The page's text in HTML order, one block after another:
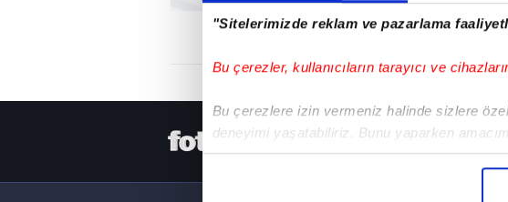
"Sitelerimizde reklam ve pazarlama
Bu çerezler, kullanıcıların tarayıcı ve
Bu çerezlere izin vermeniz halinde sizlere
deneyimi yaşatabiliriz. Bunu yaparken
içerikleri sunabilmek adına elimizden gelen
noktasında tek gelir kalemimiz olduğunu
HER YERDE!